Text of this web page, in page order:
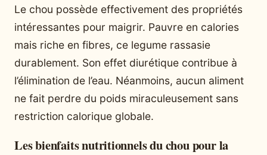
Le chou possède effectivement des propriétés
intéressantes pour maigrir. Pauvre en calories
mais riche en fibres, ce legume rassasie
durablement. Son effet diurétique contribue à
l’élimination de l’eau. Néanmoins, aucun aliment
ne fait perdre du poids miraculeusement sans
restriction calorique globale.
Les bienfaits nutritionnels du chou pour la